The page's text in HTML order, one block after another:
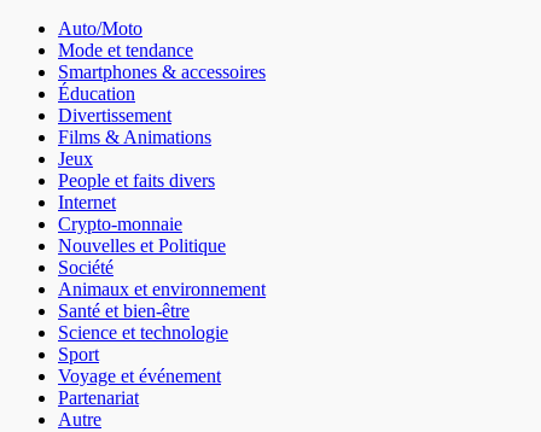
Auto/Moto
Mode et tendance
Smartphones & accessoires
Éducation
Divertissement
Films & Animations
Jeux
People et faits divers
Internet
Crypto-monnaie
Nouvelles et Politique
Société
Animaux et environnement
Santé et bien-être
Science et technologie
Sport
Voyage et événement
Partenariat
Autre